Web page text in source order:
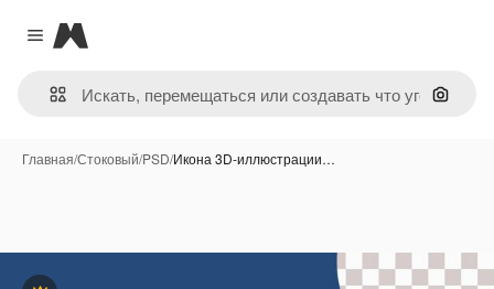
Close menu
Magnific
Поиск
Главная/Стоковый/PSD/Икона 3D-иллюстрации…